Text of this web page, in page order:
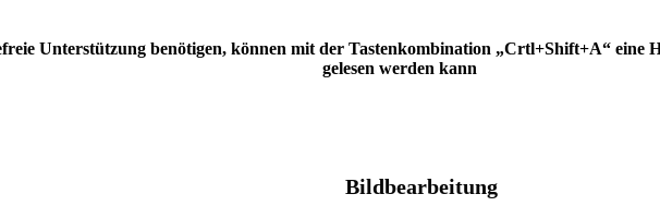
Unterstützung benötigen, können mit der Tastenkombination „Crtl+Shift+A“
gelesen werden kann
Bildbearbeitung